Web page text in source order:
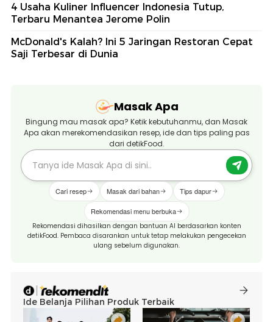
4 Usaha Kuliner Influencer Indonesia Tutup,
Terbaru Menantea Jerome Polin
McDonald's Kalah? Ini 5 Jaringan Restoran Cepat
Saji Terbesar di Dunia
Masak Apa
Bingung mau masak apa? Ketik kebutuhanmu, dan Masak
Apa akan merekomendasikan resep, ide dan tips paling pas
dari detikFood.
Cari resep Masak dari bahan Tips dapur
Rekomendasi menu berbuka
Rekomendasi dihasilkan dengan bantuan AI berdasarkan konten
detikFood. Pembaca disarankan untuk tetap melakukan pengecekan
ulang sebelum digunakan.